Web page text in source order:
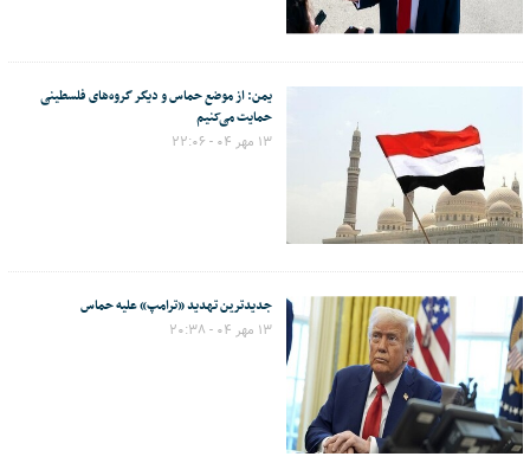
یمن: از موضع حماس و دیگر گروه‌های فلسطینی
حمایت می‌کنیم
۱۳ مهر ۰۴ - ۲۲:۰۶
جدیدترین تهدید «ترامپ» علیه حماس
۱۳ مهر ۰۴ - ۲۰:۳۸